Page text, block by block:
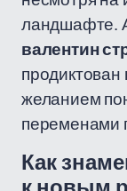
ландшафте.
валентин
продиктован
желанием
переменами
Как